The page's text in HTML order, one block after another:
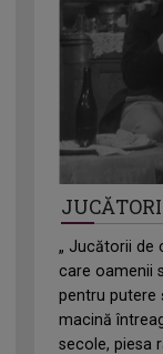
„ Jucătorii de
care oamenii
pentru putere
macină
secole, piesa